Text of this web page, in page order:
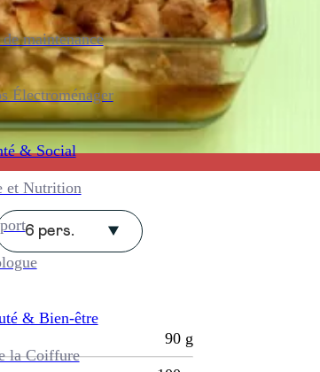
maintenance
Électroménager
& Social
et Nutrition
& Bien-être
la Coiffure
6 pers.
90 g